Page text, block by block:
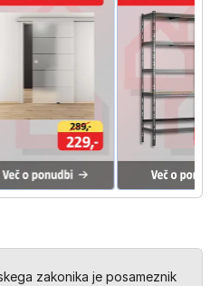
zakonika je posameznik